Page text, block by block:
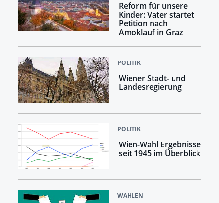
Reform für unsere
Kinder: Vater startet
Petition nach
Amoklauf in Graz
POLITIK
Wiener Stadt- und
Landesregierung
POLITIK
Wien-Wahl Ergebnisse
seit 1945 im Überblick
WAHLEN